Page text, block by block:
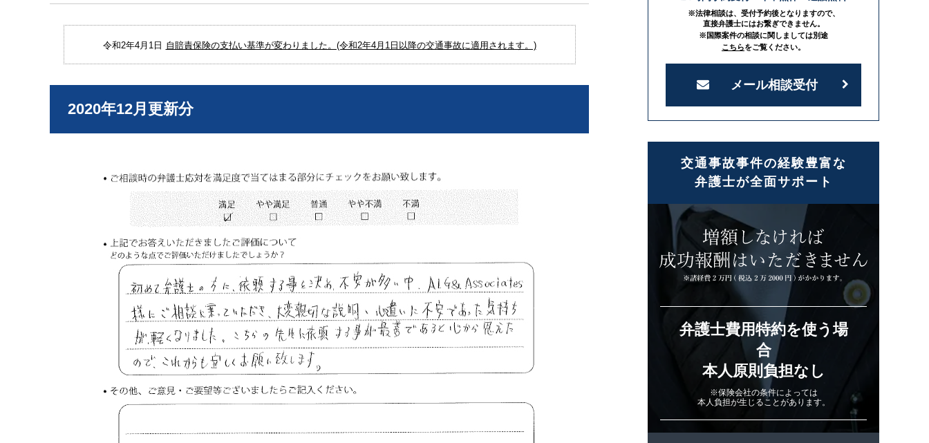
令和2年4月1日 自賠責保険の支払い基準が変わりました。(令和2年4月1日以降の交通事故に適用されます。)
2020年12月更新分
※法律相談は、受付予約後となりますので、
直接弁護士にはお繋ぎできません。
※国際案件の相談に関しましては別途
こちらをご覧ください。
メール相談受付
交通事故事件の経験豊富な
弁護士が全面サポート
弁護士費用特約を使う場
合
本人原則負担なし
※保険会社の条件によっては
本人負担が生じることがあります。